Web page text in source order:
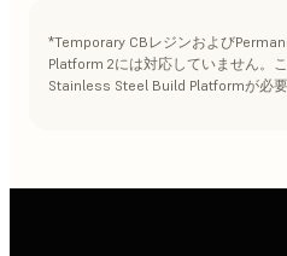
*Temporary CBレジンおよび
Platform 2には対応していません。
Stainless Steel Build Platformが必要